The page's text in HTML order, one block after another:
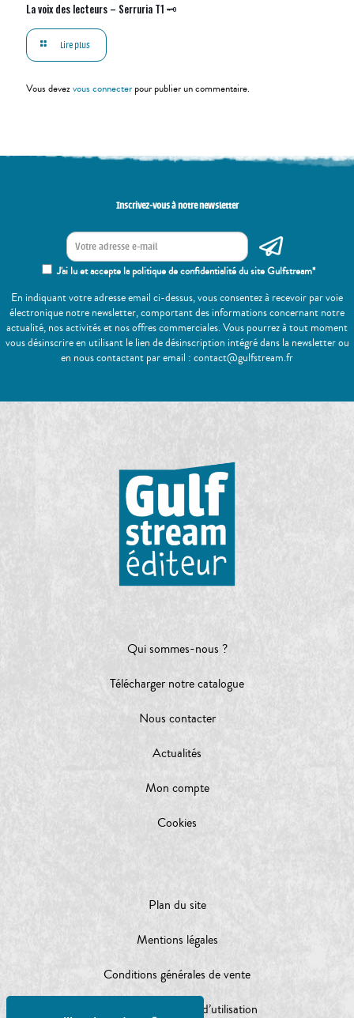
La voix des lecteurs – Serruria T1 🗝
Lire plus
Vous devezvous connecterpour publier un commentaire.
Inscrivez-vous à notre newsletter
J'ai lu et accepte la politique de confidentialité du site Gulfstream*
En indiquant votre adresse email ci-dessus, vous consentez à recevoir par voie
électronique notre newsletter, comportant des informations concernant notre
actualité, nos activités et nos offres commerciales. Vous pourrez à tout moment
vous désinscrire en utilisant le lien de désinscription intégré dans la newsletter ou
en nous contactant par email : contact@gulfstream.fr
Qui sommes-nous ?
Télécharger notre catalogue
Nous contacter
Actualités
Mon compte
Cookies
Plan du site
Mentions légales
Conditions générales de vente
Conditions générales d’utilisation